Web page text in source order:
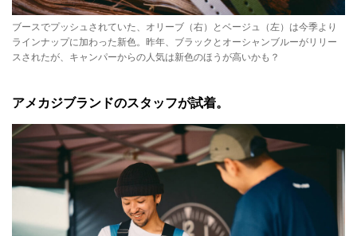
ブースでプッシュされていた、オリーブ（右）とベージュ（左）は今季より
ラインナップに加わった新色。昨年、ブラックとオーシャンブルーがリリー
スされたが、キャンパーからの人気は新色のほうが高いかも？
アメカジブランドのスタッフが試着。